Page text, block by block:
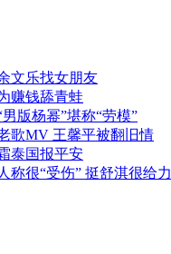
发射 央视多频道直播
章鱼哥预测连中四场
文乐找女朋友
赚钱舔青蛙
版杨幂”堪称“劳模”
歌MV 王馨平被翻旧情
泰国报平安
称很“受伤” 挺舒淇很给力